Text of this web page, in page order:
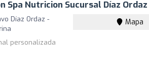
Spa Nutricion Sucursal Díaz Ordaz
Díaz Ordaz -
Mapa
personalizada